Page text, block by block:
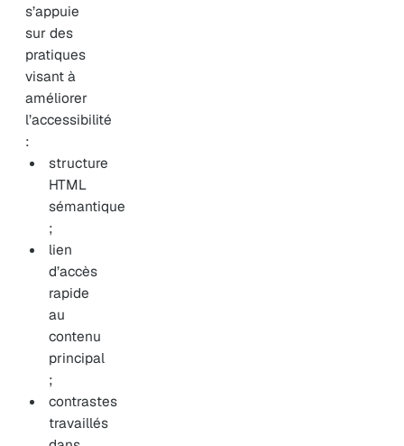
s’appuie
sur des
pratiques
visant à
améliorer
l’accessibilité
:
structure
HTML
sémantique
;
lien
d’accès
rapide
au
contenu
principal
;
contrastes
travaillés